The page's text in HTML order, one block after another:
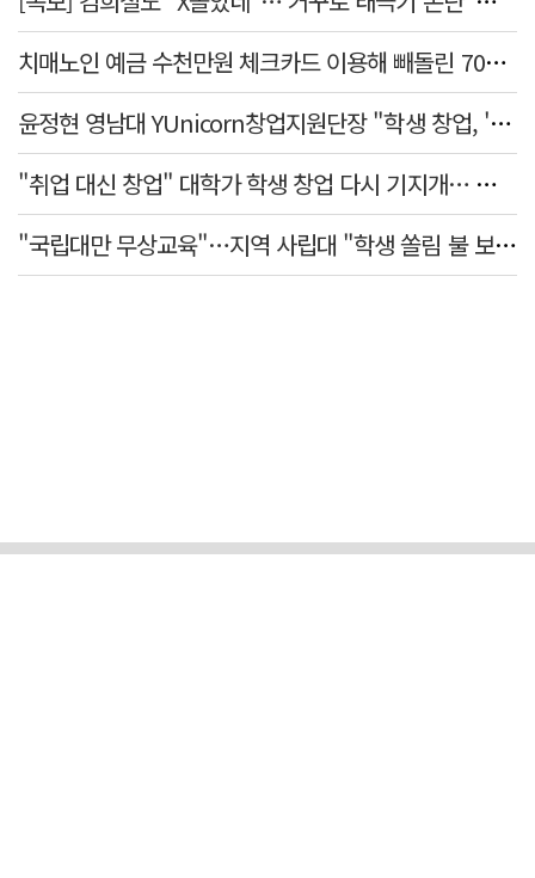
치매노인 예금 수천만원 체크카드 이용해 빼돌린 70대 간병인, 집행유예
윤정현 영남대 YUnicorn창업지원단장 "학생 창업, '팀 빌딩'이 제일 중요"
"취업 대신 창업" 대학가 학생 창업 다시 기지개… 창업자·기업·매출 동반 성장
"국립대만 무상교육"…지역 사립대 "학생 쏠림 불 보듯"